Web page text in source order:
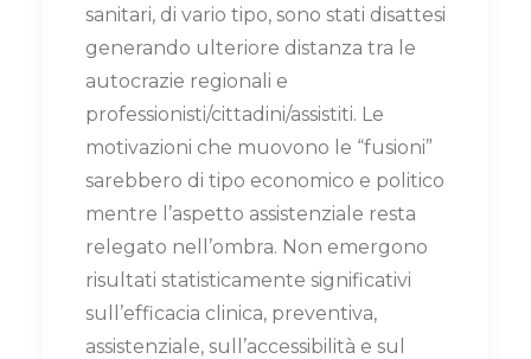
sanitari, di vario tipo, sono stati disattesi
generando ulteriore distanza tra le
autocrazie regionali e
professionisti/cittadini/assistiti. Le
motivazioni che muovono le “fusioni”
sarebbero di tipo economico e politico
mentre l’aspetto assistenziale resta
relegato nell’ombra. Non emergono
risultati statisticamente significativi
sull’efficacia clinica, preventiva,
assistenziale, sull’accessibilità e sul